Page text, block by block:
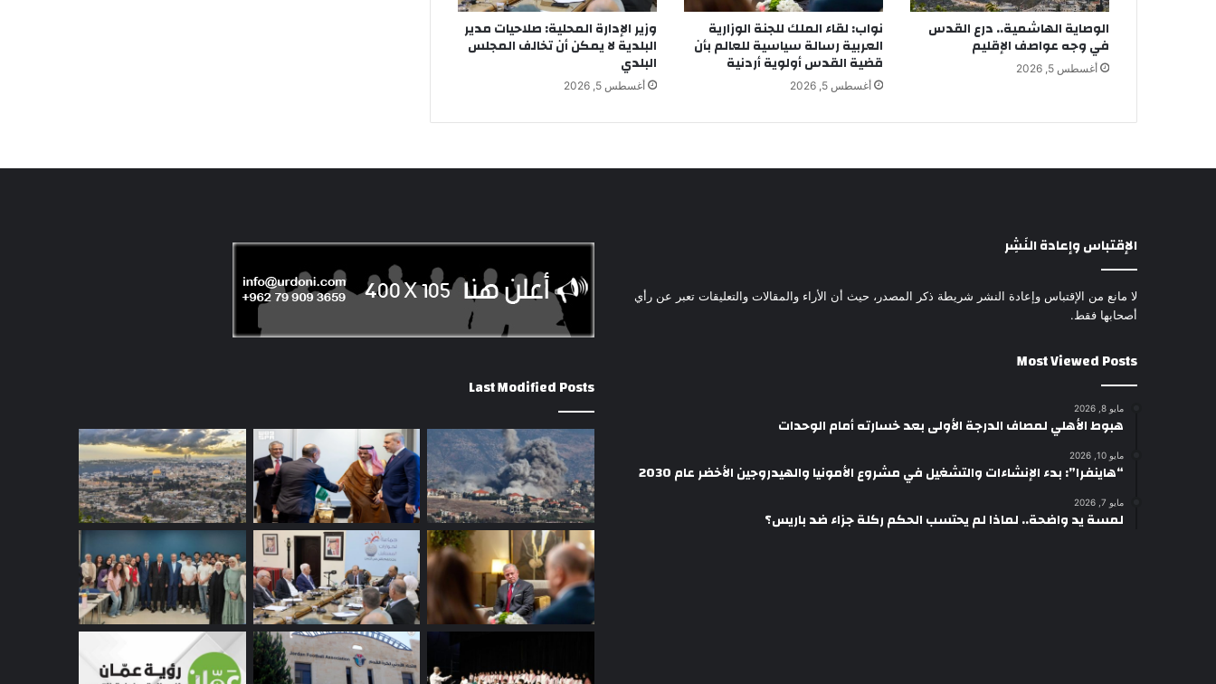
الوصاية الهاشمية.. درع القدس
في وجه عواصف الإقليم
أغسطس 5, 2026
نواب: لقاء الملك للجنة الوزارية
العربية رسالة سياسية للعالم بأن
قضية القدس أولوية أردنية
أغسطس 5, 2026
وزير الإدارة المحلية: صلاحيات مدير
البلدية لا يمكن أن تخالف المجلس
البلدي
أغسطس 5, 2026
الإقتباس وإعادة النَشِر
لا مانع من الإقتباس وإعادة النشر شريطة ذكر المصدر، حيث أن الأراء والمقالات والتعليقات تعبر عن رأي
أصحابها فقط.
Most Viewed Posts
مايو 8, 2026
هبوط الأهلي لمصاف الدرجة الأولى بعد خسارته أمام الوحدات
مايو 10, 2026
“هاينفرا”: بدء الإنشاءات والتشغيل في مشروع الأمونيا والهيدروجين الأخضر عام 2030
مايو 7, 2026
لمسة يد واضحة.. لماذا لم يحتسب الحكم ركلة جزاء ضد باريس؟
Last Modified Posts